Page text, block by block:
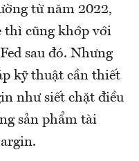
từ năm 2022,
thì cũng khớp với
sau đó. Nhưng
kỹ thuật cần thiết
như siết chặt điều
sản phẩm tài